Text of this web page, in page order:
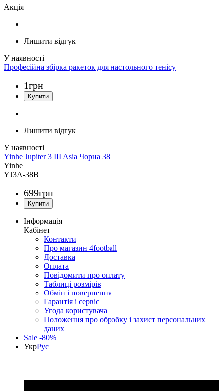
Акція
Лишити відгук
Професійна збірка ракеток для настольного тенісу
1грн
Лишити відгук
Yinhe Jupiter 3 III Asia Чорна 38
Yinhe
YJ3A-38B
699грн
Інформація
Кабінет
Контакти
Про магазин 4football
Доставка
Оплата
Повідомити про оплату
Таблиці розмірів
Обмін і повернення
Гарантія і сервіс
Угода користувача
Положення про обробку і захист персональних
даних
Sale -80%
УкрРус